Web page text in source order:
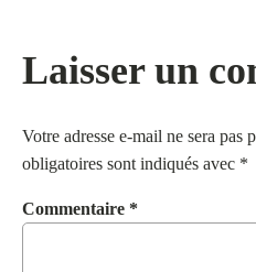
Laisser un
Votre adresse e-mail ne sera pas
obligatoires sont indiqués avec *
Commentaire *